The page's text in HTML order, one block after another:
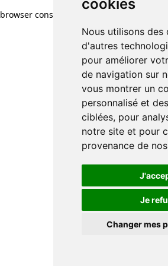
cookies
Nous utilisons des
d'autres
pour améliorer
de navigation sur
vous montrer un
personnalisé et
ciblées, pour
notre site et pour
provenance de
Je
Changer mes
browser console for more information)